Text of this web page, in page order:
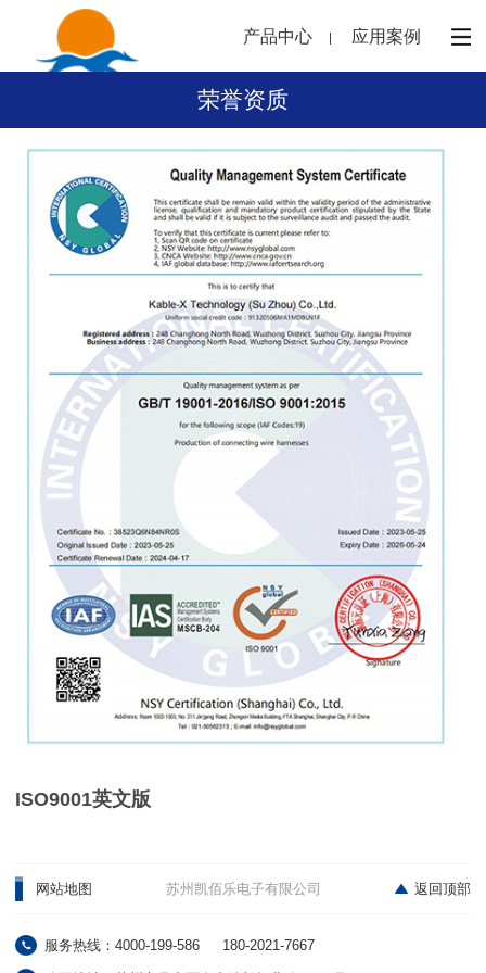
产品中心 应用案例
荣誉资质
ISO9001英文版
网站地图 苏州凯佰乐电子有限公司 返回顶部
服务热线：4000-199-586 180-2021-7667